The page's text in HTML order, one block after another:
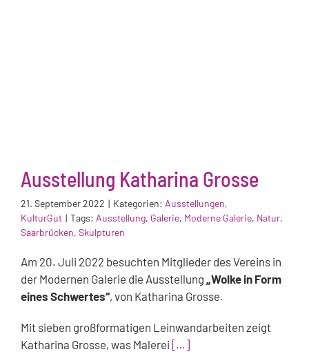
Ausstellung Katharina Grosse
21. September 2022 | Kategorien: Ausstellungen,
KulturGut | Tags: Ausstellung, Galerie, Moderne Galerie, Natur,
Saarbrücken, Skulpturen
Am 20. Juli 2022 besuchten Mitglieder des Vereins in
der Modernen Galerie die Ausstellung „Wolke in Form
eines Schwertes“, von Katharina Grosse.
Mit sieben großformatigen Leinwandarbeiten zeigt
Katharina Grosse, was Malerei […]